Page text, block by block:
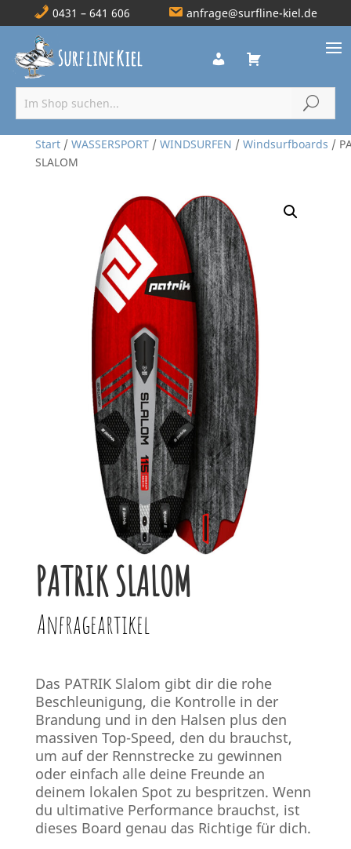
0431 – 641 606 anfrage@surfline-kiel.de
Start/ WASSERSPORT/ WINDSURFEN / Windsurfboards /
SLALOM
PATRIK SLALOM
Anfrageartikel
Das PATRIK Slalom gibt dir die rohe
Beschleunigung, die Kontrolle in der
Brandung und in den Halsen plus den
massiven Top-Speed, den du brauchst,
um auf der Rennstrecke zu gewinnen
oder einfach alle deine Freunde an
deinem lokalen Spot zu bespritzen. Wenn
du ultimative Performance brauchst, ist
dieses Board genau das Richtige für dich.